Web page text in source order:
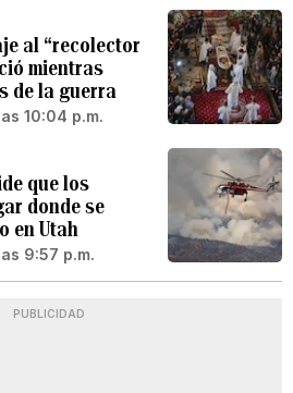
al “recolector
mientras
de la guerra
10:04 p.m.
que los
donde se
en Utah
9:57 p.m.
PUBLICIDAD